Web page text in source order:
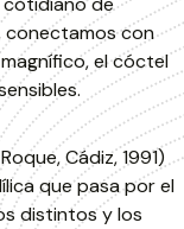
conectamos con
el cóctel
Cádiz, 1991)
que pasa por el
distintos y los